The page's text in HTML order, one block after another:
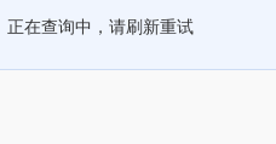
正在查询中，请刷新重试